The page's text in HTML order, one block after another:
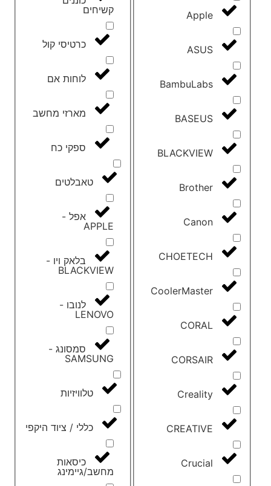
Apple
ASUS
BambuLabs
BASEUS
BLACKVIEW
Brother
Canon
CHOETECH
CoolerMaster
CORAL
CORSAIR
Creality
CREATIVE
Crucial
קשיחים
כרטיסי קול
לוחות אם
מארזי מחשב
ספקי כח
טאבלטים
אפל -
APPLE
בלאק ויו -
BLACKVIEW
לנובו -
LENOVO
סמסונג -
SAMSUNG
טלוויזיות
כללי / ציוד היקפי
כיסאות
מחשב/גיימינג